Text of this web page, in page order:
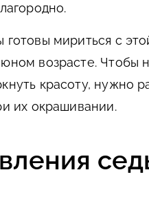
мириться с
возрасте. Чтобы
красоту, нужно
их окрашивании.